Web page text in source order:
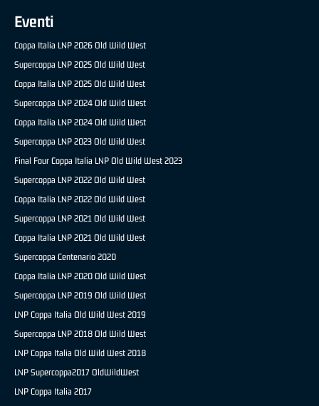
Eventi
Coppa Italia LNP 2026 Old Wild West
Supercoppa LNP 2025 Old Wild West
Coppa Italia LNP 2025 Old Wild West
Supercoppa LNP 2024 Old Wild West
Coppa Italia LNP 2024 Old Wild West
Supercoppa LNP 2023 Old Wild West
Final Four Coppa Italia LNP Old Wild West 2023
Supercoppa LNP 2022 Old Wild West
Coppa Italia LNP 2022 Old Wild West
Supercoppa LNP 2021 Old Wild West
Coppa Italia LNP 2021 Old Wild West
Supercoppa Centenario 2020
Coppa Italia LNP 2020 Old Wild West
Supercoppa LNP 2019 Old Wild West
LNP Coppa Italia Old Wild West 2019
Supercoppa LNP 2018 Old Wild West
LNP Coppa Italia Old Wild West 2018
LNP Supercoppa2017 OldWildWest
LNP Coppa Italia 2017